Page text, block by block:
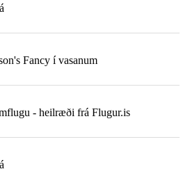
Fancy í vasanum
- heilræði frá Flugur.is